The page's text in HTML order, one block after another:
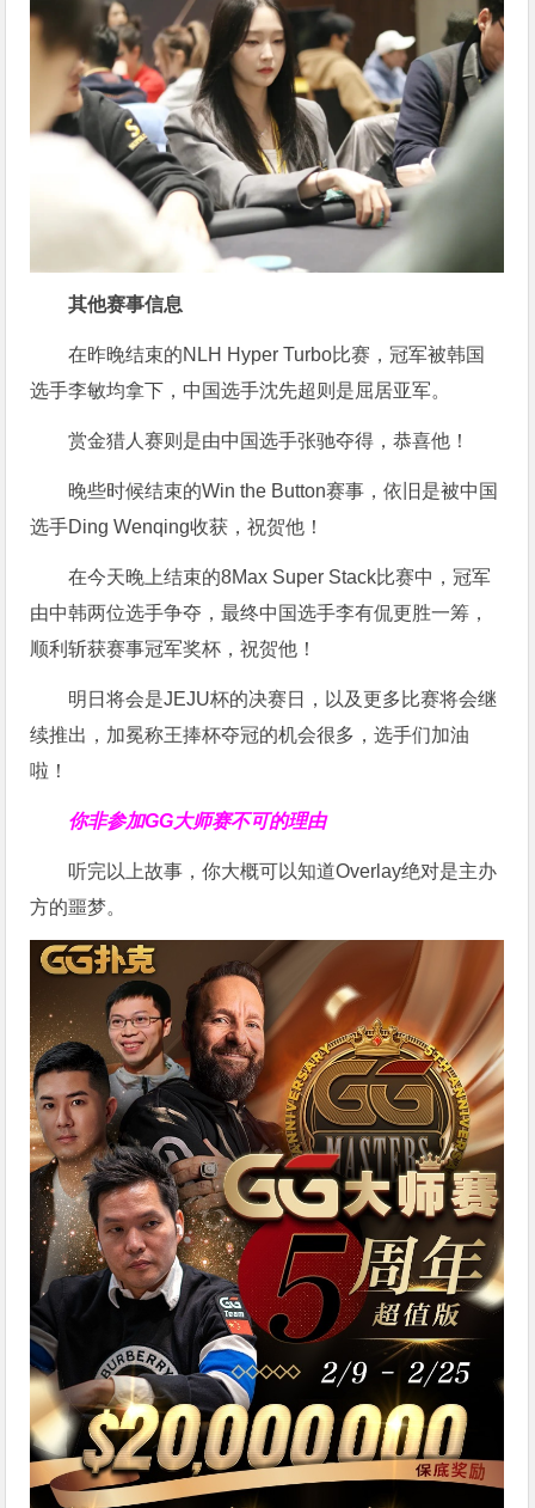
其他赛事信息
在昨晚结束的NLH Hyper Turbo比赛，冠军被韩国
选手李敏均拿下，中国选手沈先超则是屈居亚军。
赏金猎人赛则是由中国选手张驰夺得，恭喜他！
晚些时候结束的Win the Button赛事，依旧是被中国
选手Ding Wenqing收获，祝贺他！
在今天晚上结束的8Max Super Stack比赛中，冠军
由中韩两位选手争夺，最终中国选手李有侃更胜一筹，
顺利斩获赛事冠军奖杯，祝贺他！
明日将会是JEJU杯的决赛日，以及更多比赛将会继
续推出，加冕称王捧杯夺冠的机会很多，选手们加油
啦！
你非参加GG大师赛不可的理由
听完以上故事，你大概可以知道Overlay绝对是主办
方的噩梦。